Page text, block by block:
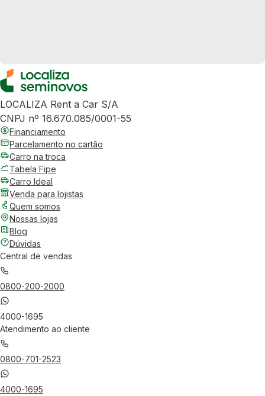
LOCALIZA Rent a Car S/A
CNPJ nº 16.670.085/0001-55
Financiamento
Parcelamento no cartão
Carro na troca
Tabela Fipe
Carro Ideal
Venda para lojistas
Quem somos
Nossas lojas
Blog
Dúvidas
Central de vendas
0800-200-2000
4000-1695
Atendimento ao cliente
0800-701-2523
4000-1695